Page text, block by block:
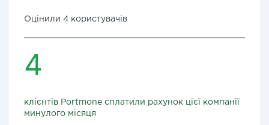
Оцінили 4 користувачів
4
клієнтів Portmone сплатили рахунок цієї компанії
минулого місяця